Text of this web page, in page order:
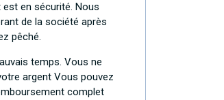
en sécurité. Nous
de la société après
pêché.
temps. Vous ne
argent Vous pouvez
complet